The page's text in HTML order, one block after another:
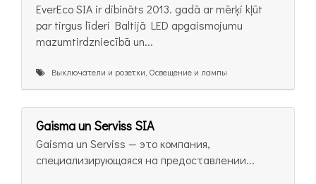
EverEco SIA ir dibināts 2013. gadā ar mērķi kļūt
par tirgus līderi Baltijā LED apgaismojumu
mazumtirdzniecībā un...
Выключатели и розетки, Освещение и лампы
Gaisma un Serviss SIA
Gaisma un Serviss — это компания,
специализирующаяся на предоставлении...